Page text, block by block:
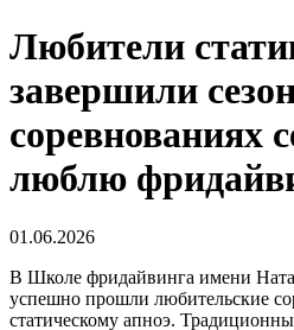
Любители
завершили
соревнованиях
люблю
01.06.2026
В Школе фридайвинга имени
успешно прошли любительские
статическому апноэ.